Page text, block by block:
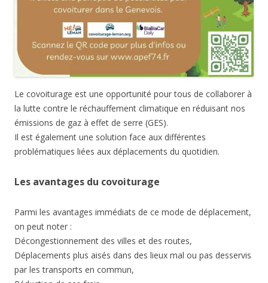
Le covoiturage est une opportunité pour tous de collaborer à
la lutte contre le réchauffement climatique en réduisant nos
émissions de gaz à effet de serre (GES).
Il est également une solution face aux différentes
problématiques liées aux déplacements du quotidien.
Les avantages du covoiturage
Parmi les avantages immédiats de ce mode de déplacement,
on peut noter :
Décongestionnement des villes et des routes,
Déplacements plus aisés dans des lieux mal ou pas desservis
par les transports en commun,